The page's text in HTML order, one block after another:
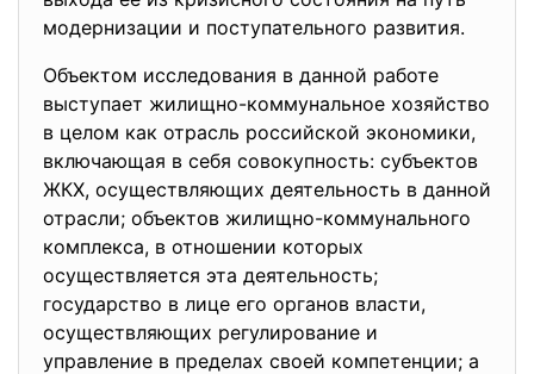
модернизации и поступательного развития.
Объектом исследования в данной работе
выступает жилищно-коммунальное хозяйство
в целом как отрасль российской экономики,
включающая в себя совокупность: субъектов
ЖКХ, осуществляющих деятельность в данной
отрасли; объектов жилищно-коммунального
комплекса, в отношении которых
осуществляется эта деятельность;
государство в лице его органов власти,
осуществляющих регулирование и
управление в пределах своей компетенции; а